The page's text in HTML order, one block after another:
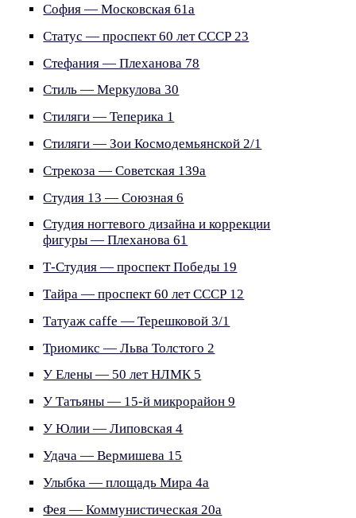
София — Московская 61а
Статус — проспект 60 лет СССР 23
Стефания — Плеханова 78
Стиль — Меркулова 30
Стиляги — Теперика 1
Стиляги — Зои Космодемьянской 2/1
Стрекоза — Советская 139а
Студия 13 — Союзная 6
Студия ногтевого дизайна и коррекции
фигуры — Плеханова 61
Т-Студия — проспект Победы 19
Тайра — проспект 60 лет СССР 12
Татуаж caffe — Терешковой 3/1
Триомикс — Льва Толстого 2
У Елены — 50 лет НЛМК 5
У Татьяны — 15-й микрорайон 9
У Юлии — Липовская 4
Удача — Вермишева 15
Улыбка — площадь Мира 4а
Фея — Коммунистическая 20а